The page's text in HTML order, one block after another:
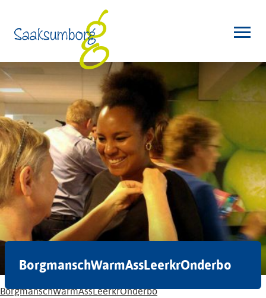
BorgmanschWarmAssLeerkrOnderbo
BorgmanschWarmAssLeerkrOnderbo